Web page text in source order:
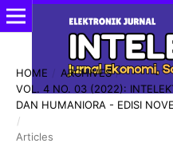
HOME / ARCHIVES /
VOL. 4 NO. 03 (2022):
DAN HUMANIORA - EDISI
/
Articles